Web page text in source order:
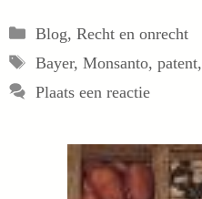
Categorieën
Blog, Recht en onrecht
Tags
Bayer, Monsanto, patent,
Plaats een reactie